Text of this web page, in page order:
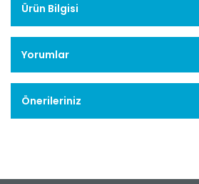
Ürün Bilgisi
Yorumlar
Önerileriniz